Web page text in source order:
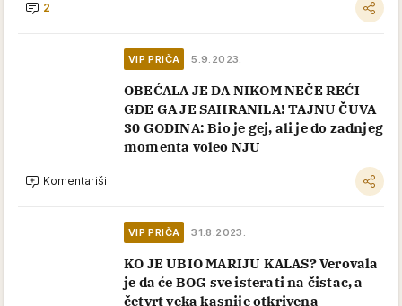
2
VIP PRIČA 5.9.2023.
OBEĆALA JE DA NIKOM NEČE REĆI
GDE GA JE SAHRANILA! TAJNU ČUVA
30 GODINA: Bio je gej, ali je do zadnjeg
momenta voleo NJU
Komentariši
VIP PRIČA 31.8.2023.
KO JE UBIO MARIJU KALAS? Verovala
je da će BOG sve isterati na čistac, a
četvrt veka kasnije otkrivena